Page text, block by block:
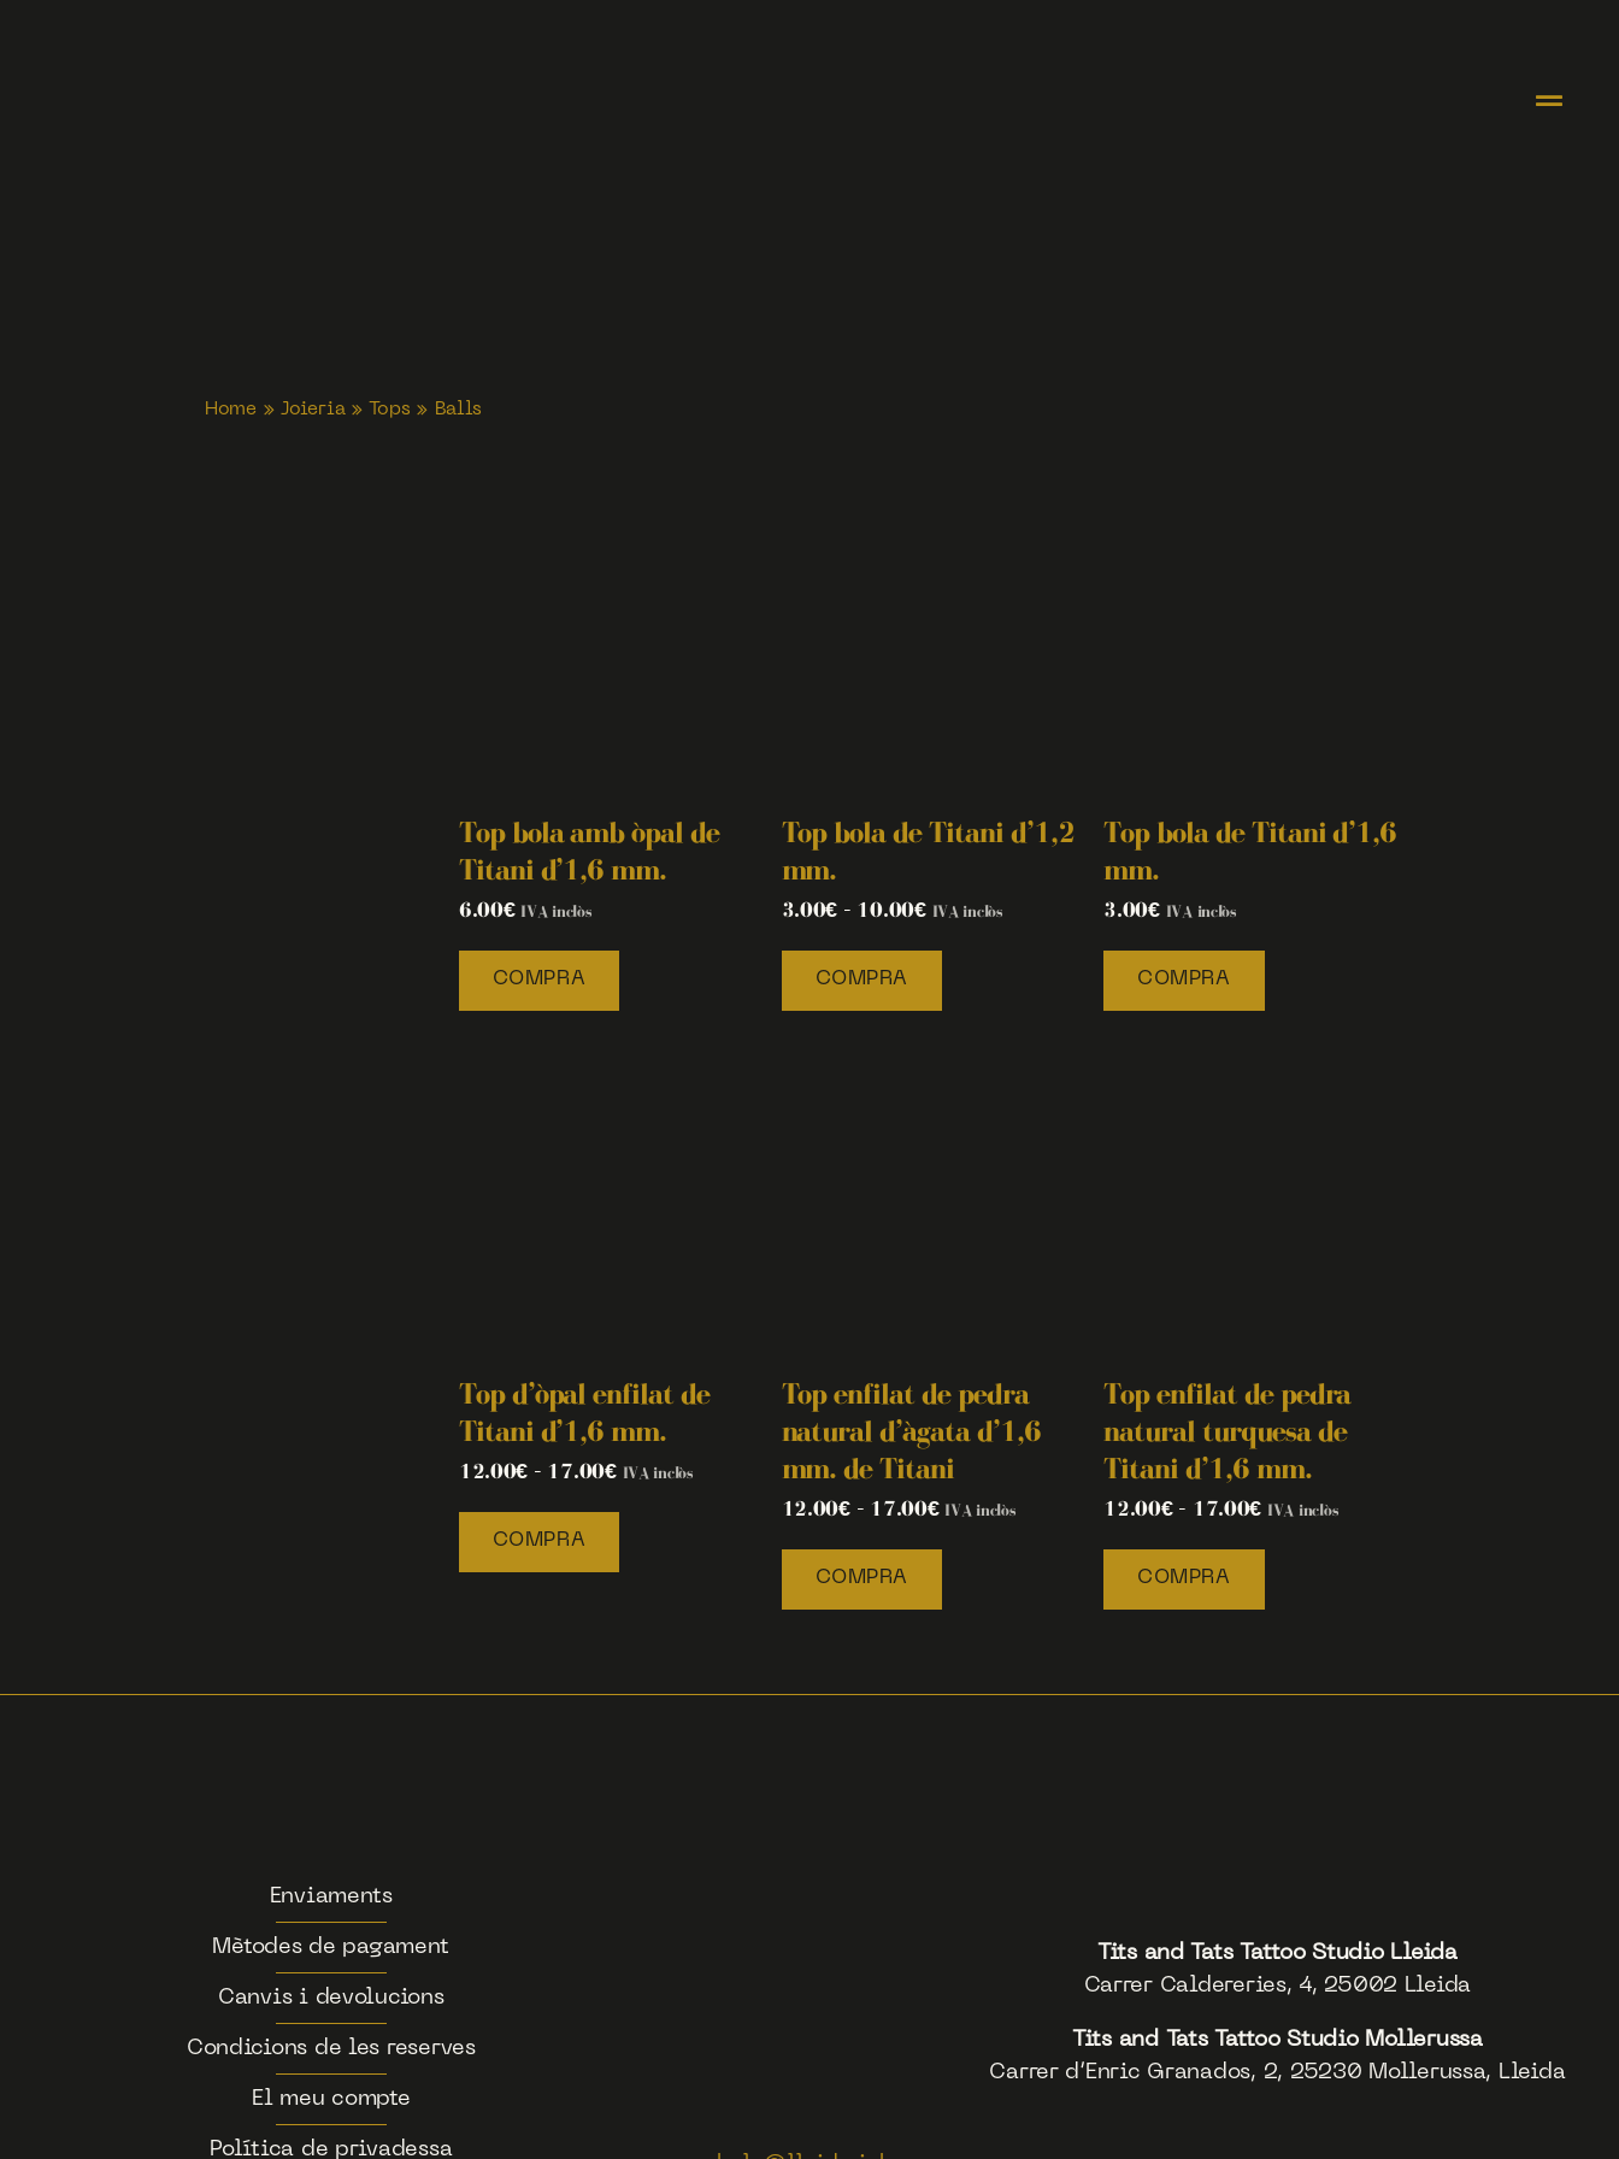
Home »Joieria» Tops » Balls
Top bola amb òpal de
Titani d’1,6 mm.
6.00€ IVA inclòs
COMPRA
Top bola de Titani d’1,2
mm.
3.00€ – 10.00€ IVA inclòs
COMPRA
Top bola de Titani d’1,6
mm.
3.00€ IVA inclòs
COMPRA
Top d’òpal enfilat de
Titani d’1,6 mm.
12.00€ – 17.00€ IVA inclòs
COMPRA
Top enfilat de pedra
natural d’àgata d’1,6
mm. de Titani
12.00€– 17.00€ IVA inclòs
COMPRA
Top enfilat de pedra
natural turquesa de
Titani d’1,6 mm.
12.00€– 17.00€ IVA inclòs
COMPRA
Enviaments
Mètodes de pagament
Canvis i devolucions
Condicions de les reserves
El meu compte
Política de privadessa
Tits and Tats Tattoo Studio Lleida
Carrer Caldereries, 4, 25002 Lleida
Tits and Tats Tattoo Studio Mollerussa
Carrer d’Enric Granados, 2, 25230 Mollerussa, Lleida